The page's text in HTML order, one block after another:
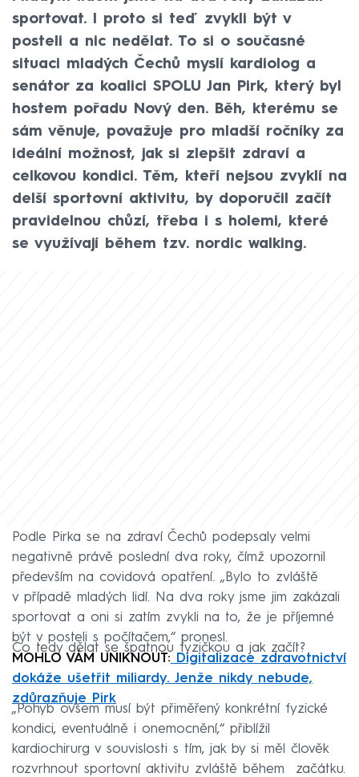
sportovat. I proto si teď zvykli být v
posteli a nic nedělat. To si o současné
situaci mladých Čechů myslí kardiolog a
senátor za koalici SPOLU Jan Pirk, který byl
hostem pořadu Nový den. Běh, kterému se
sám věnuje, považuje pro mladší ročníky za
ideální možnost, jak si zlepšit zdraví a
celkovou kondici. Těm, kteří nejsou zvyklí na
delší sportovní aktivitu, by doporučil začít
pravidelnou chůzí, třeba i s holemi, které
se využívají během tzv. nordic walking.
Podle Pirka se na zdraví Čechů podepsaly velmi
negativně právě poslední dva roky, čímž upozornil
především na covidová opatření. „Bylo to zvláště
v případě mladých lidí. Na dva roky jsme jim zakázali
sportovat a oni si zatím zvykli na to, že je příjemné
být v posteli s počítačem,“ pronesl.
Co tedy dělat se špatnou fyzičkou a jak začít?
MOHLO VÁM UNIKNOUT: Digitalizace zdravotnictví
dokáže ušetřit miliardy. Jenže nikdy nebude,
zdůrazňuje Pirk
„Pohyb ovšem musí být přiměřený konkrétní fyzické
kondici, eventuálně i onemocnění,“ přiblížil
kardiochirurg v souvislosti s tím, jak by si měl člověk
rozvrhnout sportovní aktivitu zvláště během začátku.